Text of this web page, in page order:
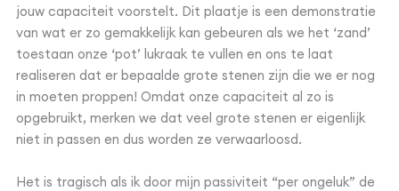
jouw capaciteit voorstelt. Dit plaatje is een demonstratie
van wat er zo gemakkelijk kan gebeuren als we het ‘zand’
toestaan onze ‘pot’ lukraak te vullen en ons te laat
realiseren dat er bepaalde grote stenen zijn die we er nog
in moeten proppen! Omdat onze capaciteit al zo is
opgebruikt, merken we dat veel grote stenen er eigenlijk
niet in passen en dus worden ze verwaarloosd.
Het is tragisch als ik door mijn passiviteit “per ongeluk” de